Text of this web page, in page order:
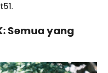
Semua yang